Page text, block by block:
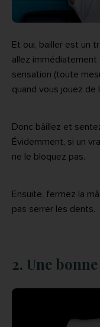
Et oui, bailler est un
allez
sensation (toute
quand vous jouez de
Donc bâillez et
Évidemment, si un
ne le bloquez pas.
Ensuite, fermez la
pas serrer les dents.
2. Une